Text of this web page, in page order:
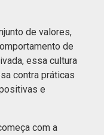
de valores,
de
essa cultura
contra práticas
e
com a